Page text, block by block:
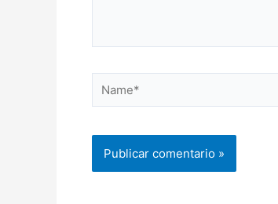
Name*